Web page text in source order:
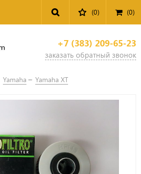
(0) (0)
+7 (383) 209-65-23
заказать обратный звонок
Yamaha Yamaha XT